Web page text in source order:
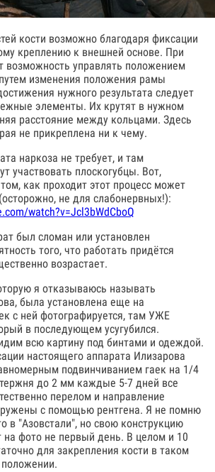
кости возможно благодаря фиксации
креплению к внешней основе. При
возможность управлять положением
изменения положения рамы
нужного результата следует
элементы. Их крутят в нужном
расстояние между кольцами. Здесь
не прикреплена ни к чему.
наркоза не требует, и там
участвовать плоскогубцы. Вот,
как проходит этот процесс может
не для слабонервных!):
watch?v=Jcl3bWdCboQ
был сломан или установлен
того, что работать придётся
возрастает.
я отказываюсь называть
была установлена еще на
с ней фотографируется, там УЖЕ
в последующем усугубился.
всю картину под бинтами и одеждой.
настоящего аппарата Илизарова
подвинчиванием гаек на 1/4
до 2 мм каждые 5-7 дней все
перелом и направление
с помощью рентгена. Я не помню
в "Азовстали", но свою конструкцию
на фото не первый день. В целом и 10
для закрепления кости в таком